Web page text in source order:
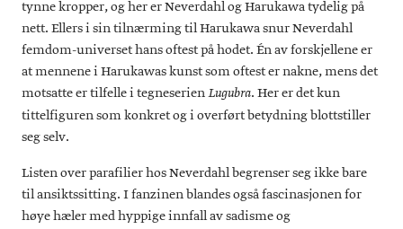
tynne kropper, og her er Neverdahl og Harukawa tydelig på
nett. Ellers i sin tilnærming til Harukawa snur Neverdahl
femdom-universet hans oftest på hodet. Én av forskjellene er
at mennene i Harukawas kunst som oftest er nakne, mens det
motsatte er tilfelle i tegneserienLugubra. Her er det kun
tittelfiguren som konkret og i overført betydning blottstiller
seg selv.
Listen over parafilier hos Neverdahl begrenser seg ikke bare
til ansiktssitting. I fanzinen blandes også fascinasjonen for
høye hæler med hyppige innfall av sadisme og